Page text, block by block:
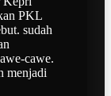
PKL
sudah
cawe.
menjadi